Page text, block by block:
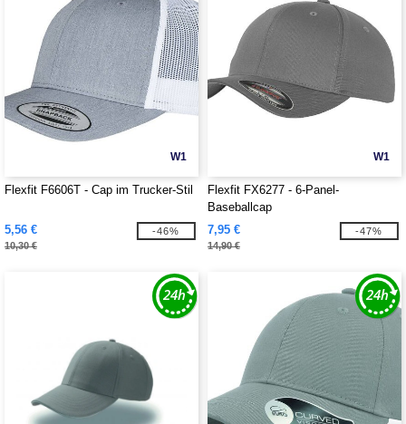
W1
Flexfit F6606T - Cap im Trucker-Stil
5,56 €
10,30 €
-46%
W1
Flexfit FX6277 - 6-Panel-
Baseballcap
7,95 €
14,90 €
-47%